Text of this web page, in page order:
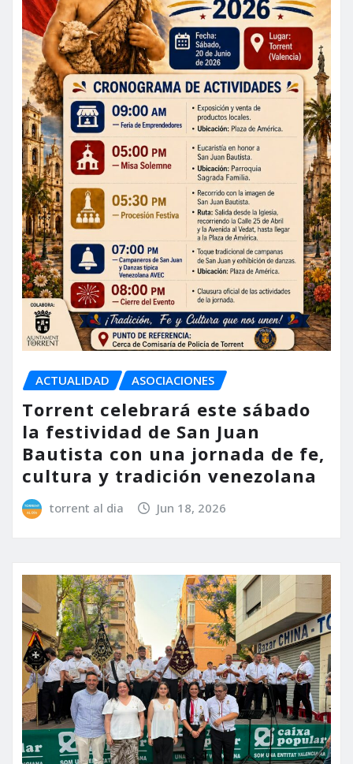
ACTUALIDAD ASOCIACIONES
Torrent celebrará este sábado
la festividad de San Juan
Bautista con una jornada de fe,
cultura y tradición venezolana
torrent al dia Jun 18, 2026